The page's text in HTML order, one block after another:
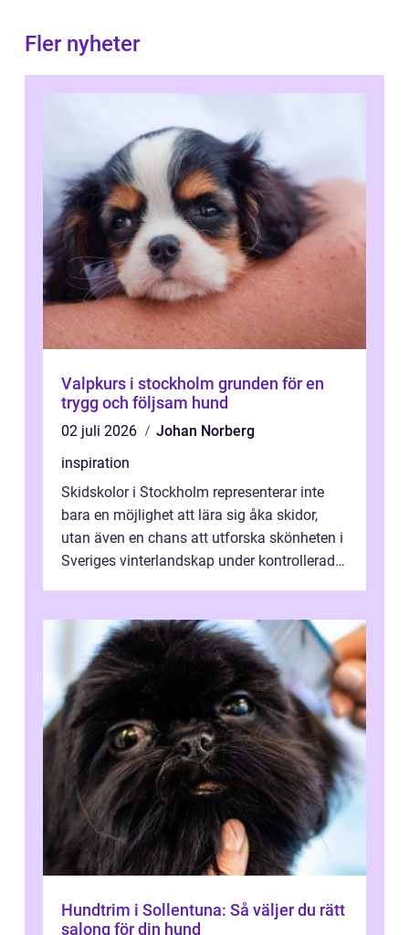
Fler nyheter
Valpkurs i stockholm grunden för en
trygg och följsam hund
02 juli 2026
Johan Norberg
inspiration
Skidskolor i Stockholm representerar inte
bara en möjlighet att lära sig åka skidor,
utan även en chans att utforska skönheten i
Sveriges vinterlandskap under kontrollerade
Hundtrim i Sollentuna: Så väljer du rätt
salong för din hund